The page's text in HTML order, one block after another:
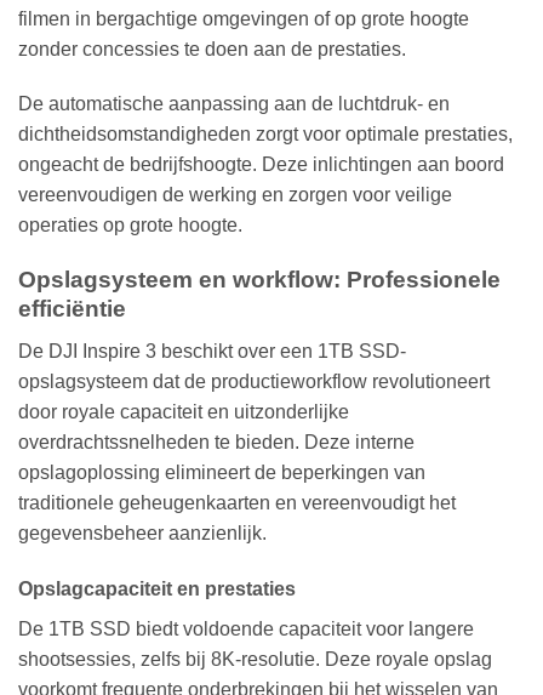
filmen in bergachtige omgevingen of op grote hoogte
zonder concessies te doen aan de prestaties.
De automatische aanpassing aan de luchtdruk- en
dichtheidsomstandigheden zorgt voor optimale prestaties,
ongeacht de bedrijfshoogte. Deze inlichtingen aan boord
vereenvoudigen de werking en zorgen voor veilige
operaties op grote hoogte.
Opslagsysteem en workflow: Professionele
efficiëntie
De DJI Inspire 3 beschikt over een 1TB SSD-
opslagsysteem dat de productieworkflow revolutioneert
door royale capaciteit en uitzonderlijke
overdrachtssnelheden te bieden. Deze interne
opslagoplossing elimineert de beperkingen van
traditionele geheugenkaarten en vereenvoudigt het
gegevensbeheer aanzienlijk.
Opslagcapaciteit en prestaties
De 1TB SSD biedt voldoende capaciteit voor langere
shootsessies, zelfs bij 8K-resolutie. Deze royale opslag
voorkomt frequente onderbrekingen bij het wisselen van